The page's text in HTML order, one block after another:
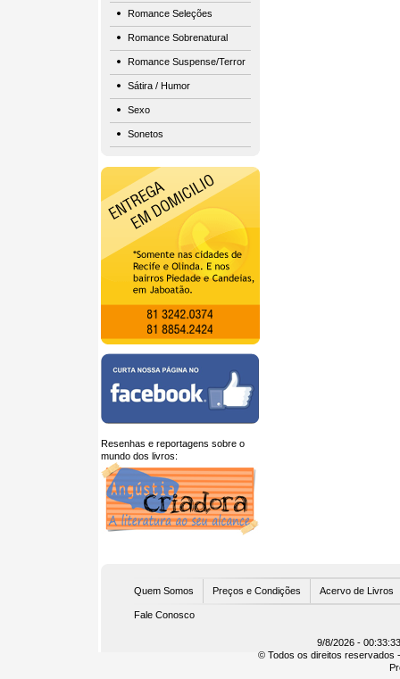
Romance Seleções
Romance Sobrenatural
Romance Suspense/Terror
Sátira / Humor
Sexo
Sonetos
Resenhas e reportagens sobre o
mundo dos livros:
Quem Somos Preços e Condições Acervo de Livros
Fale Conosco
9/8/2026 -
© Todos os direitos reservados